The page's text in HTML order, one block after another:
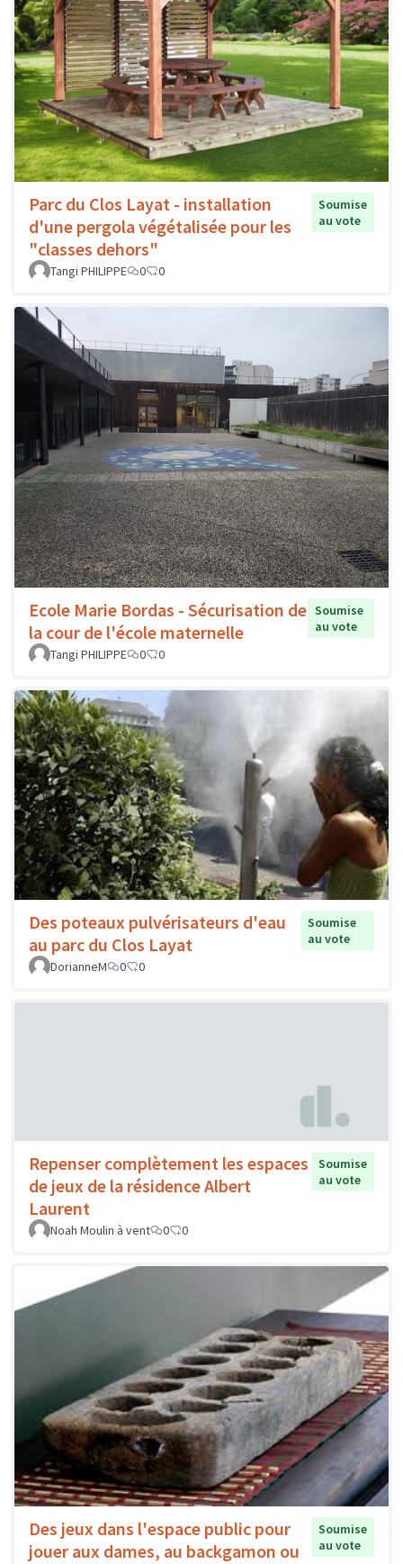
Parc du Clos Layat - installation
d'une pergola végétalisée pour les
"classes dehors"
Soumise
au vote
Tangi PHILIPPE 0 0
Ecole Marie Bordas - Sécurisation de
la cour de l'école maternelle
Soumise
au vote
Tangi PHILIPPE
0 0
Des poteaux pulvérisateurs d'eau
au parc du Clos Layat
Soumise
au vote
DorianneM
0 0
Repenser complètement les espaces
de jeux de la résidence Albert
Laurent
Soumise
au vote
Noah Moulin à vent 0 0
Des jeux dans l'espace public pour
jouer aux dames, au backgamon ou
Soumise
au vote